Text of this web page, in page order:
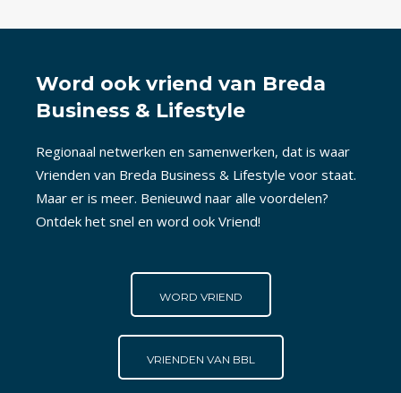
Word ook vriend van Breda
Business & Lifestyle
Regionaal netwerken en samenwerken, dat is waar
Vrienden van Breda Business & Lifestyle voor staat.
Maar er is meer. Benieuwd naar alle voordelen?
Ontdek het snel en word ook Vriend!
WORD VRIEND
VRIENDEN VAN BBL